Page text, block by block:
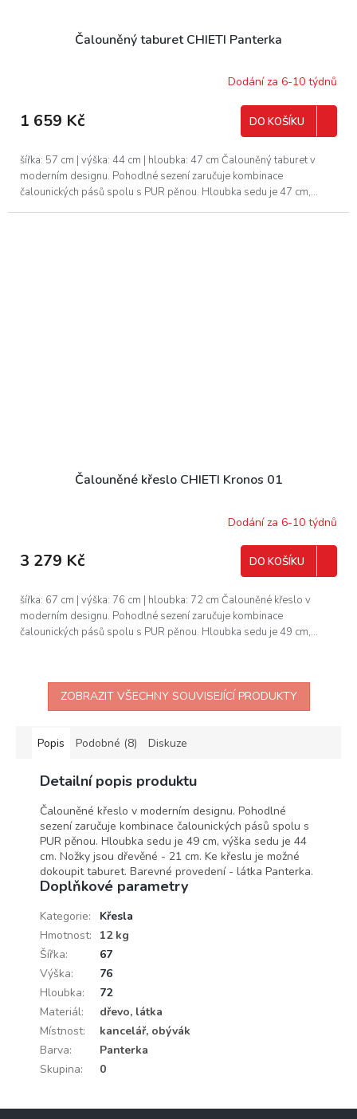
Čalouněný taburet CHIETI Panterka
Dodání za 6-10 týdnů
1 659 Kč DO KOŠÍKU
šířka: 57 cm | výška: 44 cm | hloubka: 47 cm Čalouněný taburet v
moderním designu. Pohodlné sezení zaručuje kombinace
čalounických pásů spolu s PUR pěnou. Hloubka sedu je 47 cm,...
Čalouněné křeslo CHIETI Kronos 01
Dodání za 6-10 týdnů
3 279 Kč DO KOŠÍKU
šířka: 67 cm | výška: 76 cm | hloubka: 72 cm Čalouněné křeslo v
moderním designu. Pohodlné sezení zaručuje kombinace
čalounických pásů spolu s PUR pěnou. Hloubka sedu je 49 cm,...
ZOBRAZIT VŠECHNY SOUVISEJÍCÍ PRODUKTY
Popis Podobné (8) Diskuze
Detailní popis produktu
Čalouněné křeslo v moderním designu. Pohodlné
sezení zaručuje kombinace čalounických pásů spolu s
PUR pěnou. Hloubka sedu je 49 cm, výška sedu je 44
cm. Nožky jsou dřevěné - 21 cm. Ke křeslu je možné
dokoupit taburet. Barevné provedení - látka Panterka.
Doplňkové parametry
Kategorie:
Křesla
Hmotnost:
12 kg
Šířka:
67
Výška:
76
Hloubka:
72
Materiál:
dřevo, látka
Místnost:
kancelář, obývák
Barva:
Panterka
Skupina: 0